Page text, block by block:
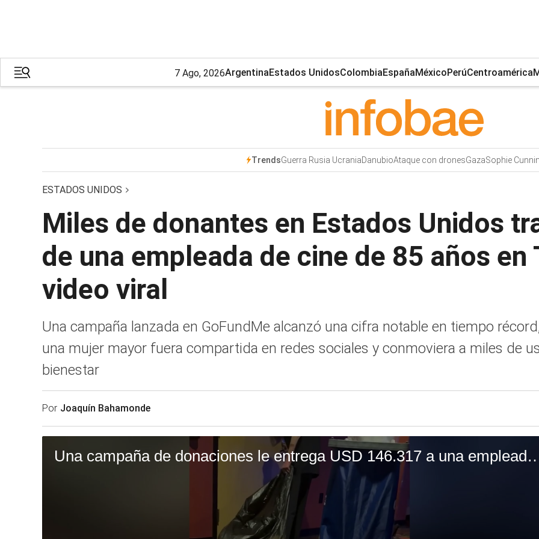
7 Ago, 2026ArgentinaEstados UnidosColombiaEspañaMéxicoPerúCentroamérica
TrendsGuerra Rusia UcraniaDanubioAtaque con dronesGazaSophie
ESTADOS UNIDOS
Miles de donantes en Estados Unidos
de una empleada de cine de 85 años en
video viral
Una campaña lanzada en GoFundMe alcanzó una cifra notable en tiempo
una mujer mayor fuera compartida en redes sociales y conmoviera a miles de
bienestar
Por Joaquín Bahamonde
Una campaña de donaciones le entrega USD